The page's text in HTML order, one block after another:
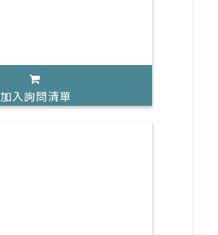
加入詢問清單